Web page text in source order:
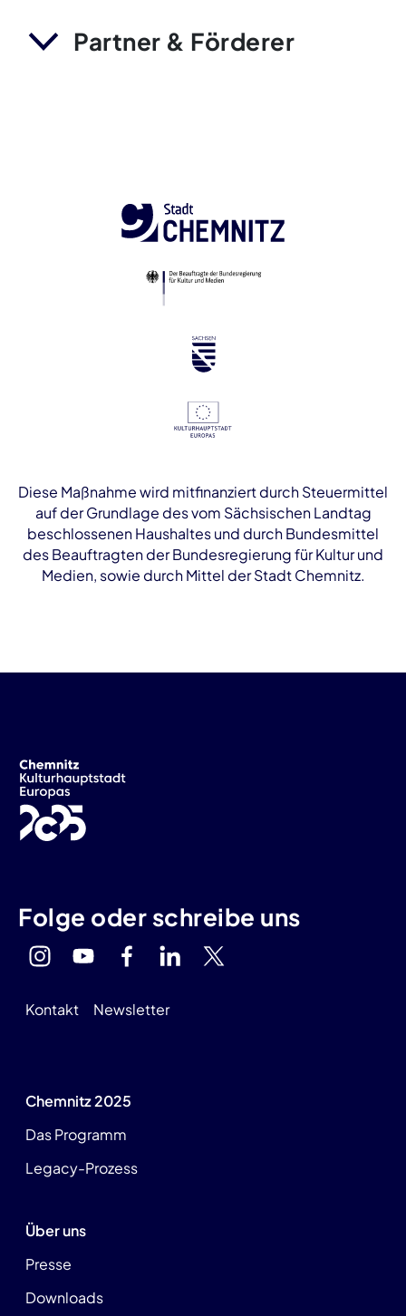
Partner & Förderer
Diese Maßnahme wird mitfinanziert durch Steuermittel
auf der Grundlage des vom Sächsischen Landtag
beschlossenen Haushaltes und durch Bundesmittel
des Beauftragten der Bundesregierung für Kultur und
Medien, sowie durch Mittel der Stadt Chemnitz.
Folge oder schreibe uns
Kontakt Newsletter
Chemnitz 2025
Das Programm
Legacy-Prozess
Über uns
Presse
Downloads